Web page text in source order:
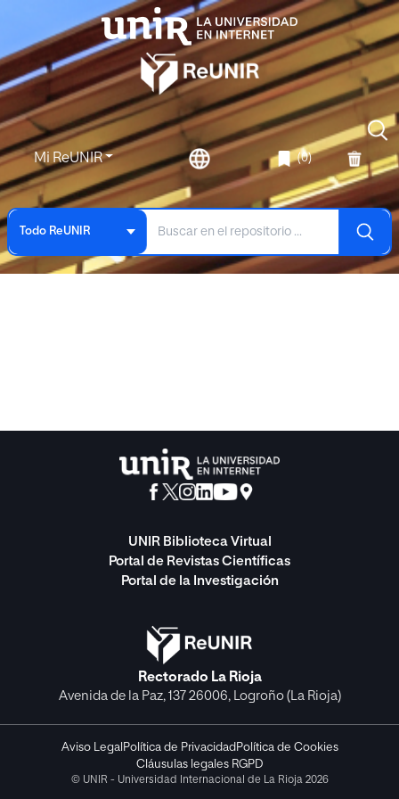
Mi ReUNIR (0)
Todo ReUNIR
UNIR Biblioteca Virtual
Portal de Revistas Científicas
Portal de la Investigación
Rectorado La Rioja
Avenida de la Paz, 137 26006, Logroño (La Rioja)
Aviso Legal Política de Privacidad Política de Cookies
Cláusulas legales RGPD
© UNIR - Universidad Internacional de La Rioja 2026